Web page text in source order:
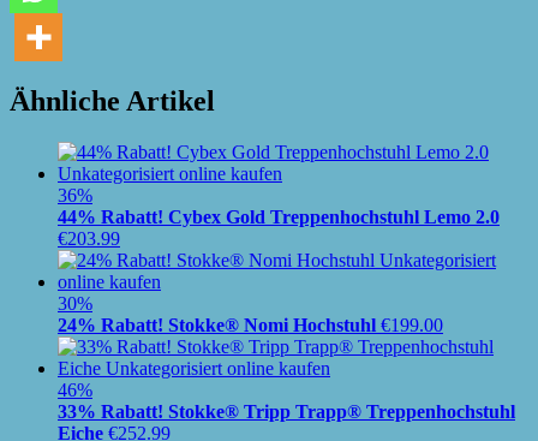
Ähnliche Artikel
36%
44% Rabatt! Cybex Gold Treppenhochstuhl Lemo 2.0
€203.99
30%
24% Rabatt! Stokke® Nomi Hochstuhl €199.00
46%
33% Rabatt! Stokke® Tripp Trapp® Treppenhochstuhl
Eiche €252.99